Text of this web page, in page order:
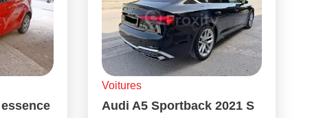
Voitures
Audi A5 Sportback 2021 S